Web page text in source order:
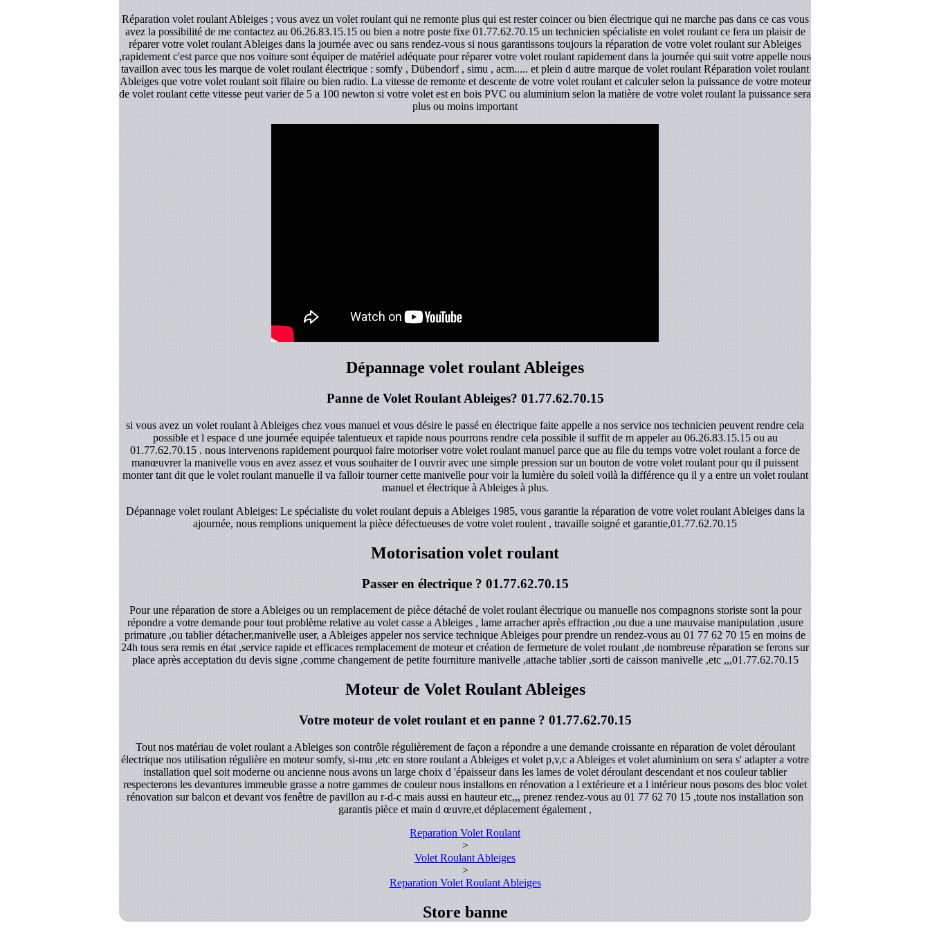
Réparation volet roulant Ableiges ; vous avez un volet roulant qui ne remonte plus qui est rester coincer ou bien électrique qui ne marche pas dans ce cas vous
avez la possibilité de me contactez au 06.26.83.15.15 ou bien a notre poste fixe 01.77.62.70.15 un technicien spécialiste en volet roulant ce fera un plaisir de
réparer votre volet roulant Ableiges dans la journée avec ou sans rendez-vous si nous garantissons toujours la réparation de votre volet roulant sur Ableiges
,rapidement c'est parce que nos voiture sont équiper de matériel adéquate pour réparer votre volet roulant rapidement dans la journée qui suit votre appelle nous
tavaillon avec tous les marque de volet roulant électrique : somfy , Dübendorf , simu , acm..... et plein d autre marque de volet roulant Réparation volet roulant
Ableiges que votre volet roulant soit filaire ou bien radio. La vitesse de remonte et descente de votre volet roulant et calculer selon la puissance de votre moteur
de volet roulant cette vitesse peut varier de 5 a 100 newton si votre volet est en bois PVC ou aluminium selon la matière de votre volet roulant la puissance sera
plus ou moins important
Dépannage volet roulant Ableiges
Panne de Volet Roulant Ableiges?01.77.62.70.15
si vous avez un volet roulant à Ableiges chez vous manuel et vous désire le passé en électrique faite appelle a nos service nos technicien peuvent rendre cela
possible et l espace d une journée equipée talentueux et rapide nous pourrons rendre cela possible il suffit de m appeler au 06.26.83.15.15 ou au
01.77.62.70.15 . nous intervenons rapidement pourquoi faire motoriser votre volet roulant manuel parce que au file du temps votre volet roulant a force de
manœuvrer la manivelle vous en avez assez et vous souhaiter de l ouvrir avec une simple pression sur un bouton de votre volet roulant pour qu il puissent
monter tant dit que le volet roulant manuelle il va falloir tourner cette manivelle pour voir la lumière du soleil voilà la différence qu il y a entre un volet roulant
manuel et électrique à Ableiges à plus.
Dépannage volet roulant Ableiges: Le spécialiste du volet roulant depuis a Ableiges 1985, vous garantie la réparation de votre volet roulant Ableiges dans la
ajournée, nous remplions uniquement la pièce défectueuses de votre volet roulent , travaille soigné et garantie,01.77.62.70.15
Motorisation volet roulant
Passer en électrique ?01.77.62.70.15
Pour une réparation de store a Ableiges ou un remplacement de pièce détaché de volet roulant électrique ou manuelle nos compagnons storiste sont la pour
répondre a votre demande pour tout problème relative au volet casse a Ableiges , lame arracher après effraction ,ou due a une mauvaise manipulation ,usure
primature ,ou tablier détacher,manivelle user, a Ableiges appeler nos service technique Ableiges pour prendre un rendez-vous au 01 77 62 70 15 en moins de
24h tous sera remis en état ,service rapide et efficaces remplacement de moteur et création de fermeture de volet roulant ,de nombreuse réparation se ferons sur
place après acceptation du devis signe ,comme changement de petite fourniture manivelle ,attache tablier ,sorti de caisson manivelle ,etc ,,,01.77.62.70.15
Moteur de Volet Roulant Ableiges
Votre moteur de volet roulant et en panne ?01.77.62.70.15
Tout nos matériau de volet roulant a Ableiges son contrôle régulièrement de façon a répondre a une demande croissante en réparation de volet déroulant
électrique nos utilisation régulière en moteur somfy, si-mu ,etc en store roulant a Ableiges et volet p,v,c a Ableiges et volet aluminium on sera s' adapter a votre
installation quel soit moderne ou ancienne nous avons un large choix d 'épaisseur dans les lames de volet déroulant descendant et nos couleur tablier
respecterons les devantures immeuble grasse a notre gammes de couleur nous installons en rénovation a l extérieure et a l intérieur nous posons des bloc volet
rénovation sur balcon et devant vos fenêtre de pavillon au r-d-c mais aussi en hauteur etc,,, prenez rendez-vous au 01 77 62 70 15 ,toute nos installation son
garantis pièce et main d œuvre,et déplacement également ,
Reparation Volet Roulant
>
Volet Roulant Ableiges
>
Reparation Volet Roulant Ableiges
Store banne